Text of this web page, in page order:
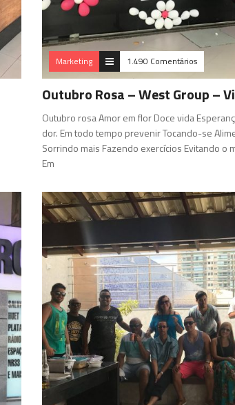
Marketing 1.490 Comentários
Outubro Rosa – West Group –
Outubro rosa Amor em flor Doce vida
dor. Em todo tempo prevenir Tocando-se
Sorrindo mais Fazendo exercícios Evitando o
Em